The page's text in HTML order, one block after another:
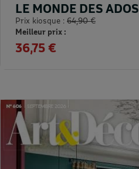
LE MONDE DES ADOS
Prix kiosque : 64,90 €
Meilleur prix :
36,75 €